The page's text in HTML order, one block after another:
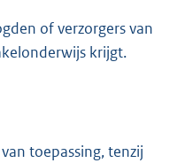
of verzorgers van
krijgt.
toepassing, tenzij